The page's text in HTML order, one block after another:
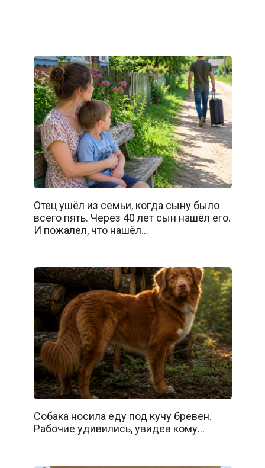
Отец ушёл из семьи, когда сыну было
всего пять. Через 40 лет сын нашёл его.
И пожалел, что нашёл…
Собака носила еду под кучу бревен.
Рабочие удивились, увидев кому…